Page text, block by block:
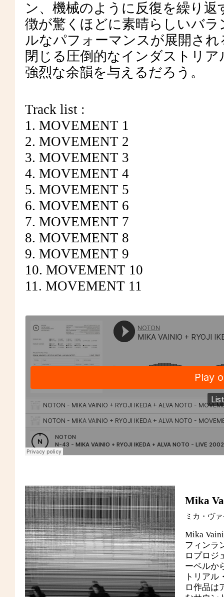
ン、機械のように反復を繰り
徴が驚くほどに素晴らしいバ
ルなパフォーマンスが展開さ
閉じる圧倒的なインダストリ
強烈な余韻を与えるだろう。
Track list :
1. MOVEMENT 1
2. MOVEMENT 2
3. MOVEMENT 3
4. MOVEMENT 4
5. MOVEMENT 5
6. MOVEMENT 6
7. MOVEMENT 7
8. MOVEMENT 8
9. MOVEMENT 9
10. MOVEMENT 10
11. MOVEMENT 11
Mika
ミカ・ヴ
Mika
フィンラ
ロプロジ
ーベルか
トリアル
ロ作品は